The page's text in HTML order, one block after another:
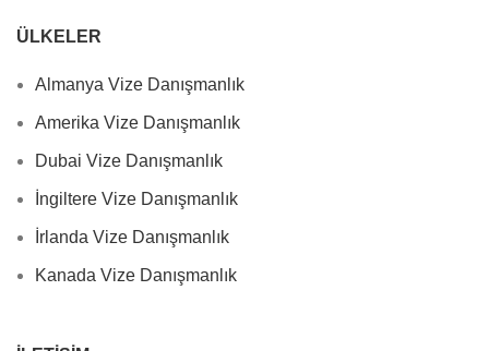
ÜLKELER
Almanya Vize Danışmanlık
Amerika Vize Danışmanlık
Dubai Vize Danışmanlık
İngiltere Vize Danışmanlık
İrlanda Vize Danışmanlık
Kanada Vize Danışmanlık